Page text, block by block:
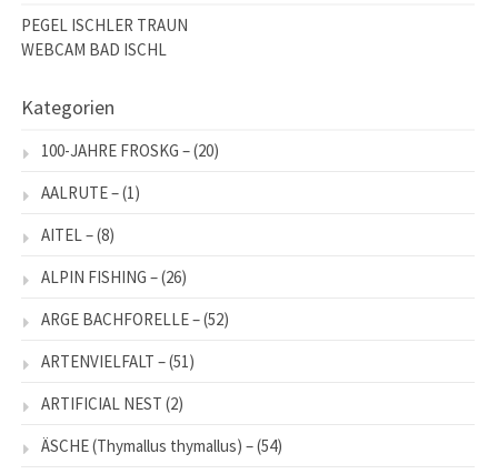
PEGEL ISCHLER TRAUN
WEBCAM BAD ISCHL
Kategorien
100-JAHRE FROSKG –(20)
AALRUTE –(1)
AITEL –(8)
ALPIN FISHING –(26)
ARGE BACHFORELLE –(52)
ARTENVIELFALT –(51)
ARTIFICIAL NEST (2)
ÄSCHE (Thymallus thymallus) –(54)